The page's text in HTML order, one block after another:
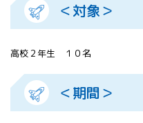
＜対象＞
高校２年生 １０名
＜期間＞